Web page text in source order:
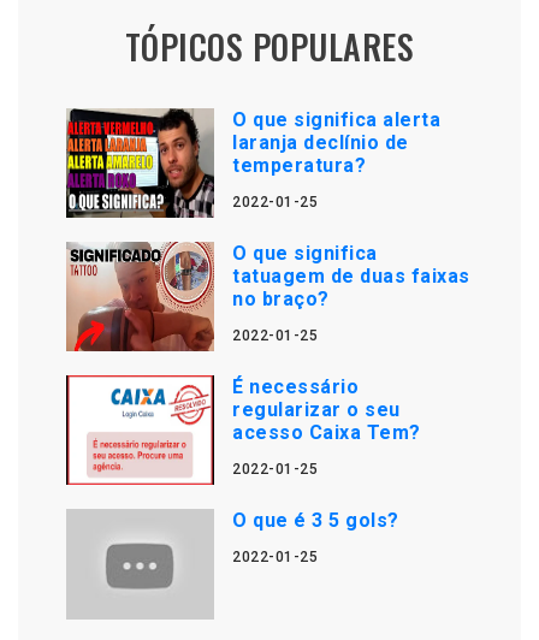
TÓPICOS POPULARES
O que significa alerta
laranja declínio de
temperatura?
2022-01-25
O que significa
tatuagem de duas faixas
no braço?
2022-01-25
É necessário
regularizar o seu
acesso Caixa Tem?
2022-01-25
O que é 3 5 gols?
2022-01-25